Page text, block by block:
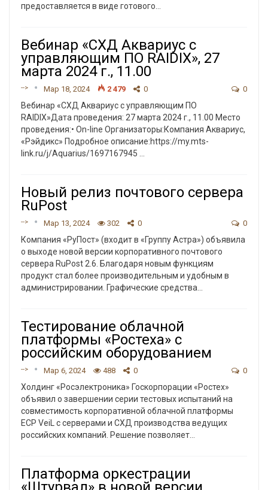
предоставляется в виде готового
Вебинар «СХД Аквариус с
управляющим ПО RAIDIX», 27
марта 2024 г., 11.00
--> Мар 18, 2024 2 479 0 0
Вебинар «СХД Аквариус с управляющим ПО
RAIDIX»Дата проведения: 27 марта 2024 г., 11.00 Место
проведения:• On-line Организаторы:Компания Аквариус,
«Рэйдикс» Подробное описание:https://my.mts-
link.ru/j/Aquarius/1697167945
Новый релиз почтового сервера
RuPost
--> Мар 13, 2024 302 0 0
Компания «РуПост» (входит в «Группу Астра») объявила
о выходе новой версии корпоративного почтового
сервера RuPost 2.6. Благодаря новым функциям
продукт стал более производительным и удобным в
администрировании. Графические средства
Тестирование облачной
платформы «Ростеха» с
российским оборудованием
--> Мар 6, 2024 488 0 0
Холдинг «Росэлектроника» Госкорпорации «Ростех»
объявил о завершении серии тестовых испытаний на
совместимость корпоративной облачной платформы
ECP VeiL с серверами и СХД производства ведущих
российских компаний. Решение позволяет
Платформа оркестрации